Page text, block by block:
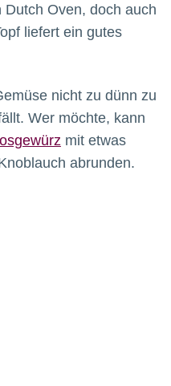
Oven, doch auch
liefert ein gutes
nicht zu dünn zu
Wer möchte, kann
mit etwas
abrunden.